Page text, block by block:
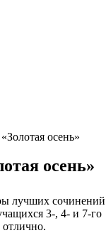
осень»
осень»
лучших сочинений
3-, 4- и 7-го
отлично.